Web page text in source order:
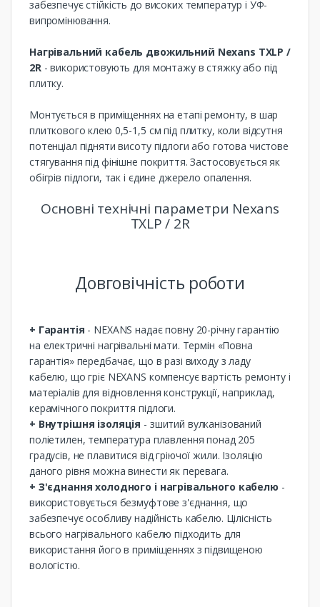
забезпечує стійкість до високих температур і УФ-
випромінювання.
Нагрівальний кабель двожильний Nexans TXLP /
2R- використовують для монтажу в стяжку або під
плитку.
Монтується в приміщеннях на етапі ремонту, в шар
плиткового клею 0,5-1,5 см під плитку, коли відсутня
потенціал підняти висоту підлоги або готова чистове
стягування під фінішне покриття. Застосовується як
обігрів підлоги, так і єдине джерело опалення.
Основні технічні параметри Nexans
TXLP / 2R
Довговічність роботи
+ Гарантія - NEXANS надає повну 20-річну гарантію
на електричні нагрівальні мати. Термін «Повна
гарантія» передбачає, що в разі виходу з ладу
кабелю, що гріє NEXANS компенсує вартість ремонту і
матеріалів для відновлення конструкції, наприклад,
керамічного покриття підлоги.
+ Внутрішня ізоляція - зшитий вулканізований
поліетилен, температура плавлення понад 205
градусів, не плавитися від гріючої жили. Ізоляцію
даного рівня можна винести як перевага.
+ З'єднання холодного і нагрівального кабелю -
використовується безмуфтове з'єднання, що
забезпечує особливу надійність кабелю. Цілісність
всього нагрівального кабелю підходить для
використання його в приміщеннях з підвищеною
вологістю.